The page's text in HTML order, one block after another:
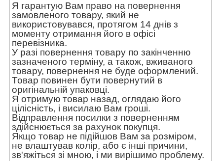
Я гарантую Вам право на повернення
замовленого товару, який не
використовувався, протягом 14 днів з
моменту отримання його в офісі
перевізника.
У разі повернення товару по закінченню
зазначеного терміну, а також, вживаного
товару, повернення не буде оформлений.
Товар повинен бути повернутий в
оригінальній упаковці.
Я отримую товар назад, оглядаю його
цілісність, і висилаю Вам гроші.
Відправлення посилки з поверненням
здійснюється за рахунок покупця.
Якщо товар не підійшов Вам за розміром,
не влаштував колір, або є інші причини,
зв'яжіться зі мною, і ми вирішимо проблему.